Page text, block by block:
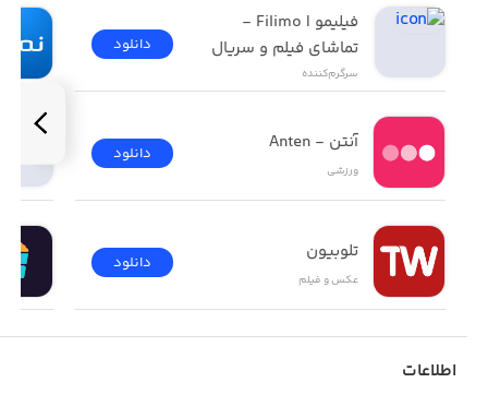
تماشای فیلم و سریال
سرگرم‌کننده
دانلود
آنتن - Anten
ورزشی
دانلود
تلوبیون
عکس و فیلم
دانلود
اطلاعات